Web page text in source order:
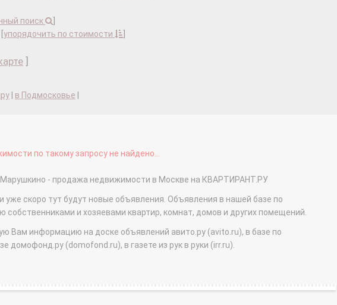
поиск
упорядочить по стоимости
в Подмосковье
по такому запросу не найдено...
Марушкино - продажа недвижимости в Москве на КВАРТИРАНТ.РУ
уже скоро тут будут новые объявления. Объявления в нашей базе по
и хозяевами квартир, комнат, домов и других помещений.
Вам информацию на доске объявлений авито.ру (avito.ru), в базе по
домофонд.ру (domofond.ru), в газете из рук в руки (irr.ru).